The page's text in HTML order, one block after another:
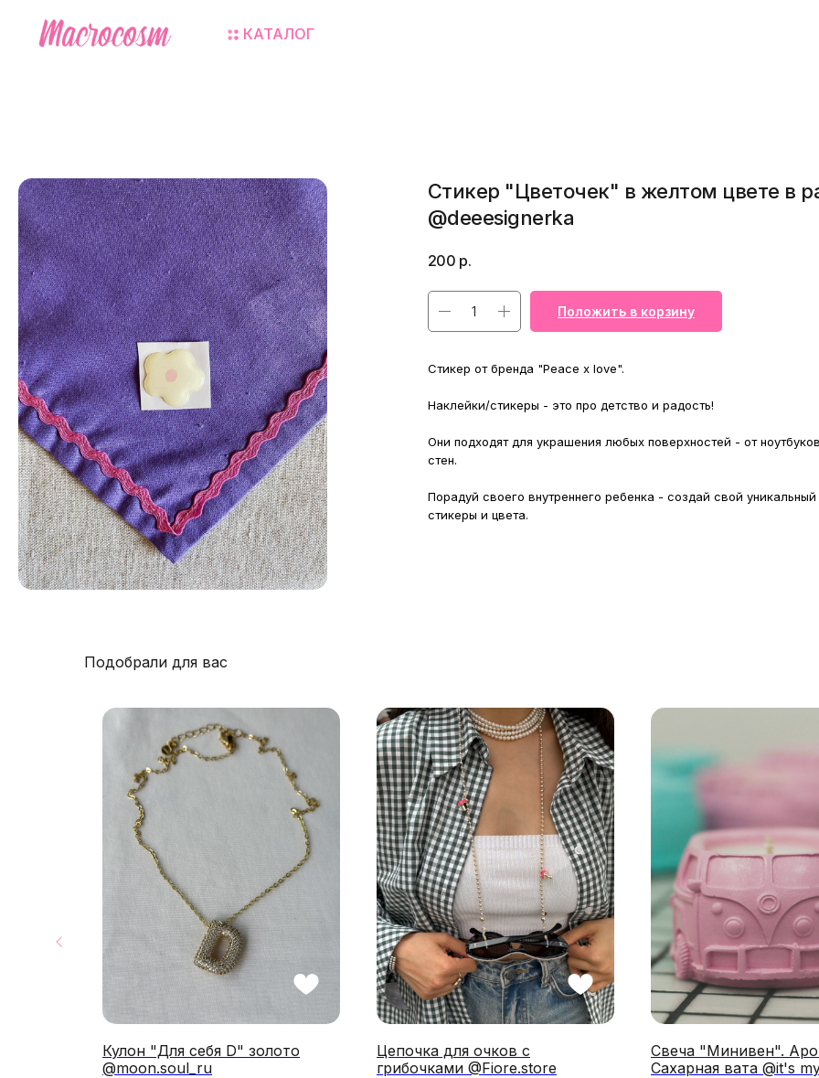
КАТАЛОГ
Стикер "Цветочек" в желтом цвете в
@deeesignerka
200 р.
Положить в корзину
Стикер от бренда "Peace x love".
Наклейки/стикеры - это про детство и радость!
Они подходят для украшения любых поверхностей - от
стен.
Порадуй своего внутреннего ребенка - создай свой
стикеры и цвета.
Подобрали для вас
Кулон "Для себя D" золото
@moon.soul_ru
Цепочка для очков с
грибочками @Fiore.store
Свеча "Минивен".
Сахарная вата @it's